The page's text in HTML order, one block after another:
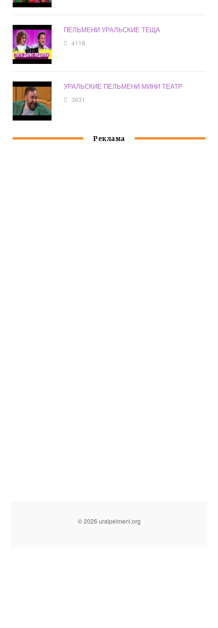
ПЕЛЬМЕНИ УРАЛЬСКИЕ ТЕЩА
4118
УРАЛЬСКИЕ ПЕЛЬМЕНИ МИНИ ТЕАТР
3631
Реклама
© 2026 uralpelmeni.org